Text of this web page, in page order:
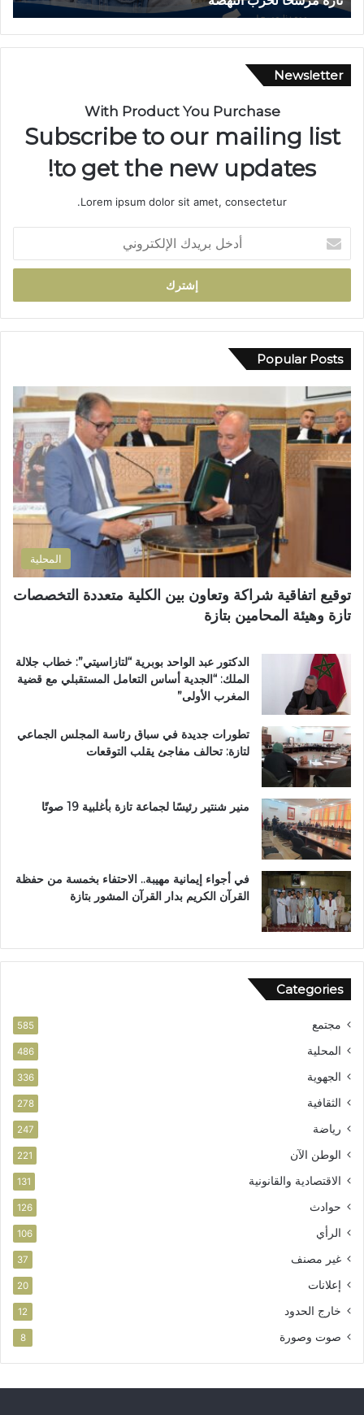
ب
س
ي
ا
ر
م
د
ط
ل
ب
إ
ل
ط
ر
ي
ج
م
ع
ة
ب
ن
ي
ل
ن
ت
Newsletter
With Product You Purchase
Subscribe to our mailing list
to get the new updates!
Lorem ipsum dolor sit amet, consectetur.
خ
ب
ر
ك
ا
ل
إ
ل
ك
Popular Posts
المحلية
توقيع اتفاقية شراكة وتعاون بين الكلية متعددة التخصصات
تازة وهيئة المحامين بتازة
الدكتور عبد الواحد بوبرية “لتازاسيتي”: خطاب جلالة
الملك: “الجدية أساس التعامل المستقبلي مع قضية
المغرب الأولى”
تطورات جديدة في سباق رئاسة المجلس الجماعي
لتازة: تحالف مفاجئ يقلب التوقعات
منير شنتير رئيسًا لجماعة تازة بأغلبية 19 صوتًا
في أجواء إيمانية مهيبة.. الاحتفاء بخمسة من حفظة
القرآن الكريم بدار القرآن المشور بتازة
Categories
مجتمع 585
المحلية 486
الجهوية 336
الثقافية 278
رياضة 247
الوطن الآن 221
الاقتصادية والقانونية 131
حوادث 126
الرأي 106
غير مصنف 37
إعلانات 20
خارج الحدود 12
صوت وصورة 8